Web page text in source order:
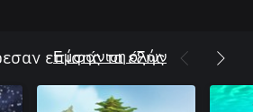
επίσης τα εξής
Εμφάνιση όλων